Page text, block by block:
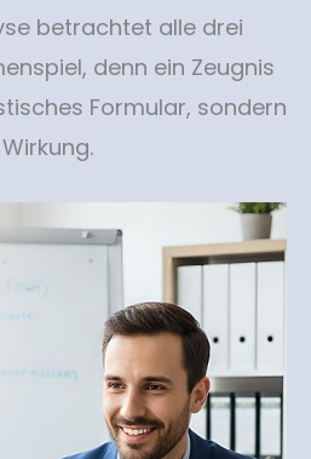
betrachtet alle drei
denn ein Zeugnis
Formular, sondern